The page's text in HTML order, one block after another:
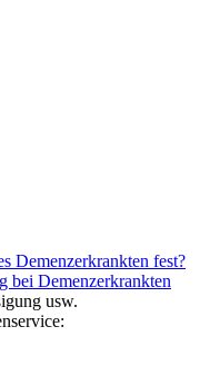
Demenzerkrankten fest?
bei Demenzerkrankten
usw.